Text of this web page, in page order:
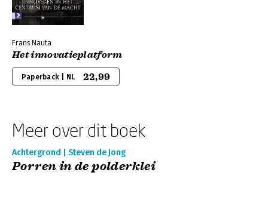
Frans Nauta
Het innovatieplatform
Paperback | NL 22,99
Meer over dit boek
Achtergrond | Steven de Jong
Porren in de polderklei